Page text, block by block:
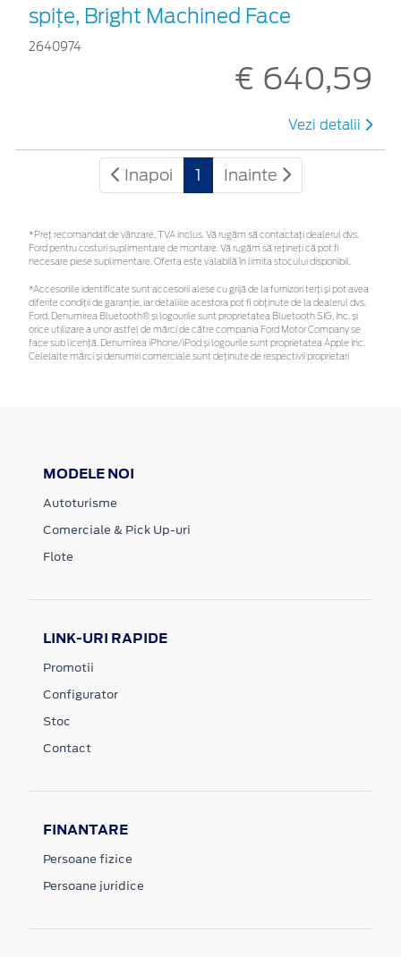
spițe, Bright Machined Face
2640974
€ 640,59
Vezi detalii
Inapoi 1 Inainte
*Preţ recomandat de vânzare, TVA inclus. Vă rugăm să contactaţi dealerul dvs.
Ford pentru costuri suplimentare de montare. Vă rugăm să rețineți că pot fi
necesare piese suplimentare. Oferta este valabilă în limita stocului disponibil.
*Accesoriile identificate sunt accesorii alese cu grijă de la furnizori terți și pot avea
diferite condiții de garanție, iar detaliile acestora pot fi obținute de la dealerul dvs.
Ford. Denumirea Bluetooth® și logourile sunt proprietatea Bluetooth SIG, Inc. și
orice utilizare a unor astfel de mărci de către compania Ford Motor Company se
face sub licență. Denumirea iPhone/iPod și logourile sunt proprietatea Apple Inc.
Celelalte mărci și denumiri comerciale sunt deținute de respectivii proprietari
MODELE NOI
Autoturisme
Comerciale & Pick Up-uri
Flote
LINK-URI RAPIDE
Promotii
Configurator
Stoc
Contact
FINANTARE
Persoane fizice
Persoane juridice